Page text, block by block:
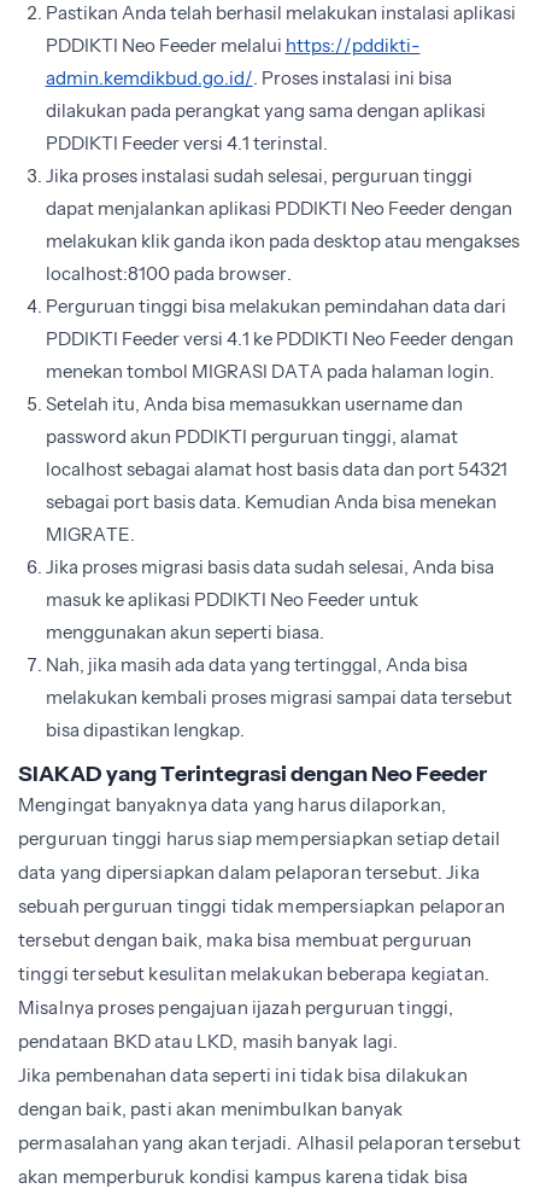
Pastikan Anda telah berhasil melakukan instalasi aplikasi
PDDIKTI Neo Feeder melalui https://pddikti-
admin.kemdikbud.go.id/. Proses instalasi ini bisa
dilakukan pada perangkat yang sama dengan aplikasi
PDDIKTI Feeder versi 4.1 terinstal.
Jika proses instalasi sudah selesai, perguruan tinggi
dapat menjalankan aplikasi PDDIKTI Neo Feeder dengan
melakukan klik ganda ikon pada desktop atau mengakses
localhost:8100 pada browser.
Perguruan tinggi bisa melakukan pemindahan data dari
PDDIKTI Feeder versi 4.1 ke PDDIKTI Neo Feeder dengan
menekan tombol MIGRASI DATA pada halaman login.
Setelah itu, Anda bisa memasukkan username dan
password akun PDDIKTI perguruan tinggi, alamat
localhost sebagai alamat host basis data dan port 54321
sebagai port basis data. Kemudian Anda bisa menekan
MIGRATE.
Jika proses migrasi basis data sudah selesai, Anda bisa
masuk ke aplikasi PDDIKTI Neo Feeder untuk
menggunakan akun seperti biasa.
Nah, jika masih ada data yang tertinggal, Anda bisa
melakukan kembali proses migrasi sampai data tersebut
bisa dipastikan lengkap.
SIAKAD yang Terintegrasi dengan Neo Feeder
Mengingat banyaknya data yang harus dilaporkan,
perguruan tinggi harus siap mempersiapkan setiap detail
data yang dipersiapkan dalam pelaporan tersebut. Jika
sebuah perguruan tinggi tidak mempersiapkan pelaporan
tersebut dengan baik, maka bisa membuat perguruan
tinggi tersebut kesulitan melakukan beberapa kegiatan.
Misalnya proses pengajuan ijazah perguruan tinggi,
pendataan BKD atau LKD, masih banyak lagi.
Jika pembenahan data seperti ini tidak bisa dilakukan
dengan baik, pasti akan menimbulkan banyak
permasalahan yang akan terjadi. Alhasil pelaporan tersebut
akan memperburuk kondisi kampus karena tidak bisa